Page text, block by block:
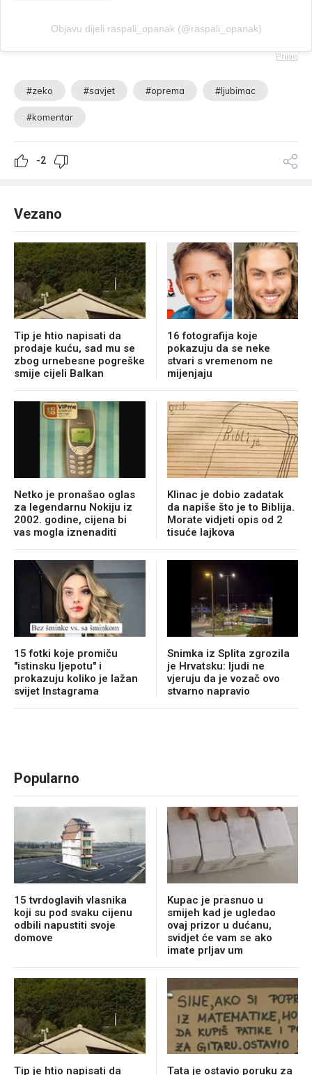
Objavu dijeli raspali_opanak (@raspali_opanak)
Prijavi
#zeko #savjet #oprema #ljubimac
#komentar
-2
Vezano
Tip je htio napisati da
prodaje kuću, sad mu se
zbog urnebesne pogreške
smije cijeli Balkan
16 fotografija koje
pokazuju da se neke
stvari s vremenom ne
mijenjaju
Netko je pronašao oglas
za legendarnu Nokiju iz
2002. godine, cijena bi
vas mogla iznenaditi
Klinac je dobio zadatak
da napiše što je to Biblija.
Morate vidjeti opis od 2
tisuće lajkova
15 fotki koje promiču
"istinsku ljepotu" i
prokazuju koliko je lažan
svijet Instagrama
Snimka iz Splita zgrozila
je Hrvatsku: ljudi ne
vjeruju da je vozač ovo
stvarno napravio
Popularno
15 tvrdoglavih vlasnika
koji su pod svaku cijenu
odbili napustiti svoje
domove
Kupac je prasnuo u
smijeh kad je ugledao
ovaj prizor u dućanu,
svidjet će vam se ako
imate prljav um
Tip je htio napisati da
Tata je ostavio poruku za